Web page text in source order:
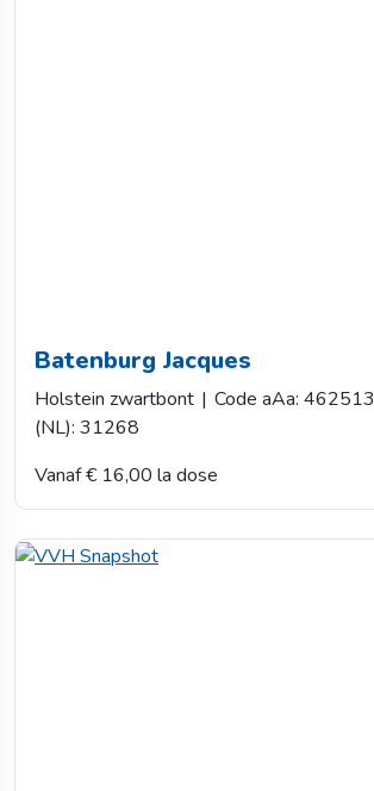
Batenburg Jacques
Holstein zwartbont | Code aAa: 462513
(NL): 31268
Vanaf € 16,00 la dose